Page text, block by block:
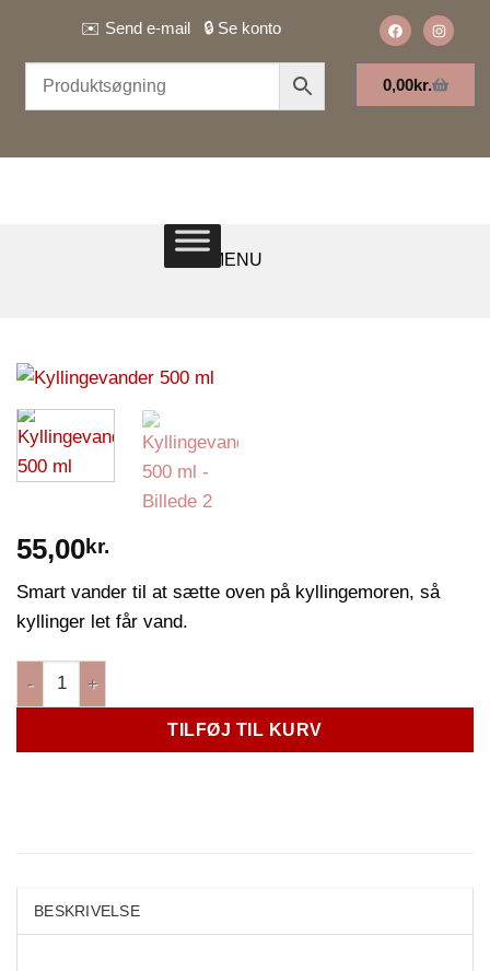
✉️ Send e-mail🔒 Se konto
0,00kr.
MENU
55,00kr.
Smart vander til at sætte oven på kyllingemoren, så
kyllinger let får vand.
TILFØJ TIL KURV
BESKRIVELSE